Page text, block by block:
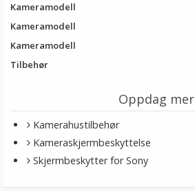
Kameramodell
Kameramodell
Kameramodell
Tilbehør
Oppdag mer
Kamerahustilbehør
Kameraskjermbeskyttelse
Skjermbeskytter for Sony